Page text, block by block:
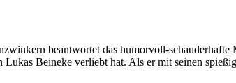
beantwortet das humorvoll-
Beineke verliebt hat. Als er mit seinen